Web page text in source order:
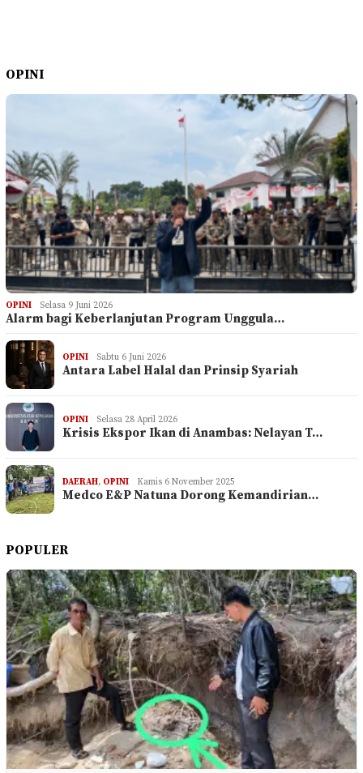
OPINI
OPINI Selasa 9 Juni 2026
Alarm bagi Keberlanjutan Program Unggula…
OPINI Sabtu 6 Juni 2026
Antara Label Halal dan Prinsip Syariah
OPINI Selasa 28 April 2026
Krisis Ekspor Ikan di Anambas: Nelayan T…
DAERAH, OPINI Kamis 6 November 2025
Medco E&P Natuna Dorong Kemandirian…
POPULER